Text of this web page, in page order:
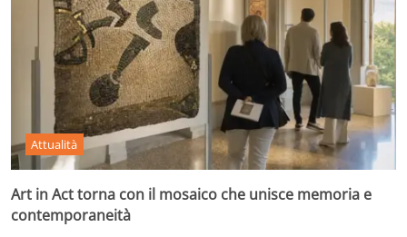
Attualità
Art in Act torna con il mosaico che unisce memoria e
contemporaneità